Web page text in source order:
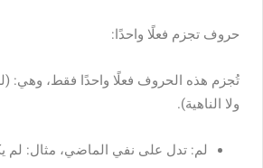
حروف تجزم فعلًا واحدًا:
تُجزم هذه الحروف فعلًا واحدًا فقط، وهي:
ولا الناهية).
لم: تدل على نفي الماضي، مثال: لم